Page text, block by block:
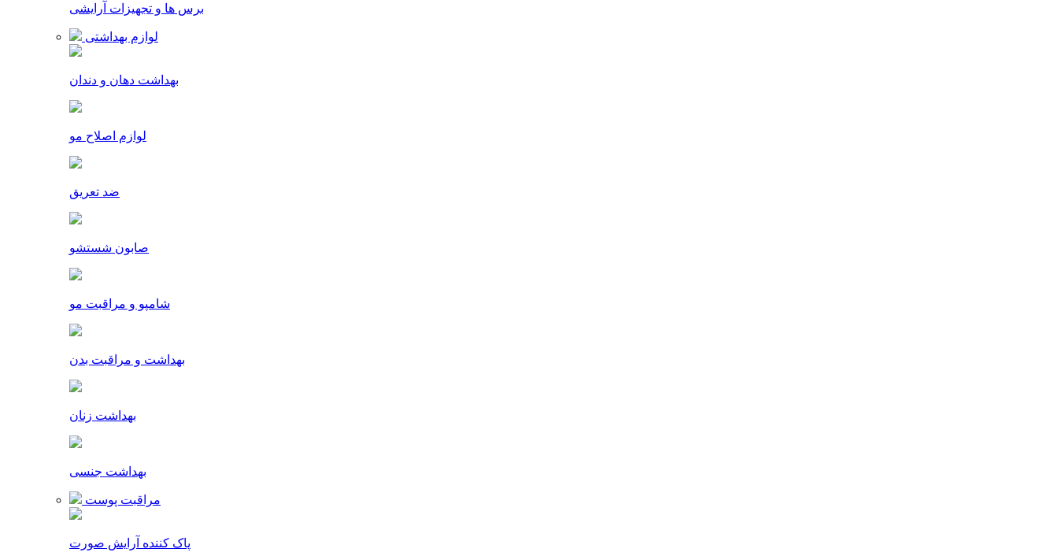
برس ها و تجهیزات آرایشی
لوازم بهداشتی
بهداشت دهان و دندان
لوازم اصلاح مو
ضد تعریق
صابون شستشو
شامپو و مراقبت مو
بهداشت و مراقبت بدن
بهداشت زنان
بهداشت جنسی
مراقبت پوست
پاک کننده آرایش صورت